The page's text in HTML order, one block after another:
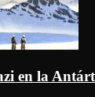
en la